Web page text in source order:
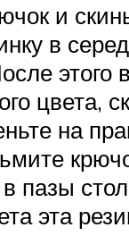
и
в
этого
цвета,
на
в пазы
эта